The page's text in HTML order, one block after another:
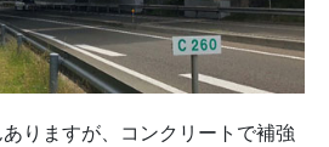
りますが、コンクリートで補強